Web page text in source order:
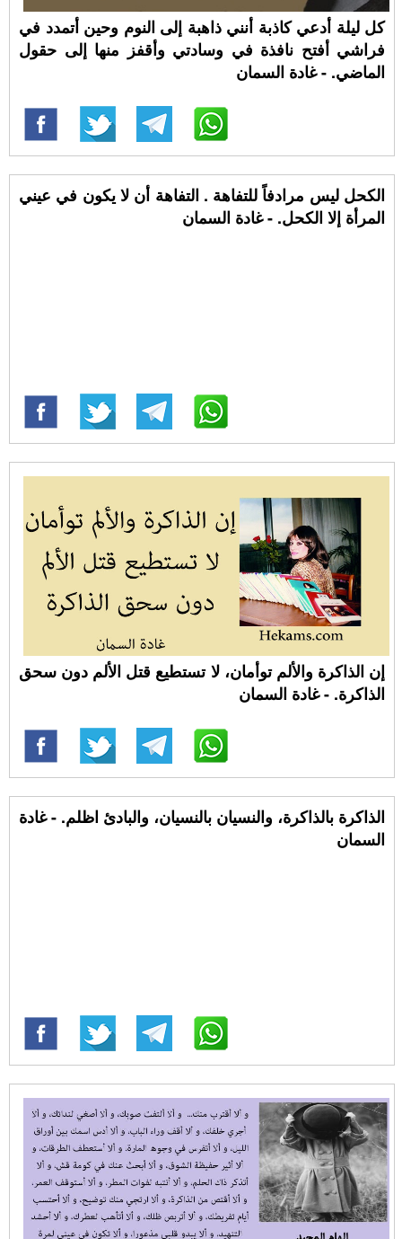
كل ليلة أدعي كاذبة أنني ذاهبة إلى النوم وحين أتمدد في
فراشي أفتح نافذة في وسادتي وأقفز منها إلى حقول
الماضي. - غادة السمان
الكحل ليس مرادفاً للتفاهة . التفاهة أن لا يكون في عيني
المرأة إلا الكحل. - غادة السمان
إن الذاكرة والألم توأمان، لا تستطيع قتل الألم دون سحق
الذاكرة. - غادة السمان
الذاكرة بالذاكرة، والنسيان بالنسيان، والبادئ اظلم. - غادة
السمان